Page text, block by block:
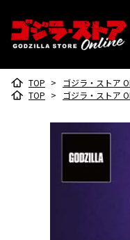
TOP > ゴジラ・ストア
TOP > ゴジラ・ストア